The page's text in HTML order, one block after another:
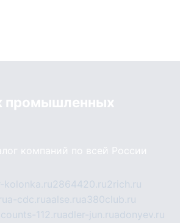
промышленных
компаний по всей России
kolonka.ru2864420.ru2rich.ru
a-cdc.ruaalse.rua380club.ru
112.ruadler-jun.ruadonyev.ru